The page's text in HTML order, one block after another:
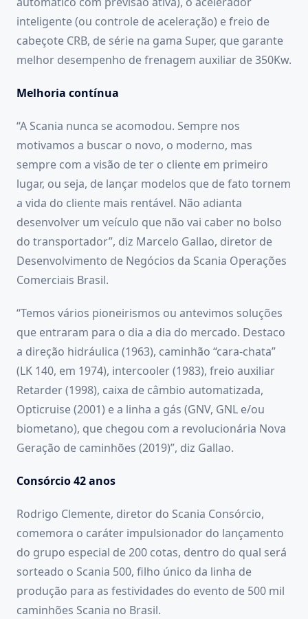
inteligente (ou controle de aceleração) e freio de
cabeçote CRB, de série na gama Super, que garante
melhor desempenho de frenagem auxiliar de 350Kw.
Melhoria contínua
“A Scania nunca se acomodou. Sempre nos
motivamos a buscar o novo, o moderno, mas
sempre com a visão de ter o cliente em primeiro
lugar, ou seja, de lançar modelos que de fato tornem
a vida do cliente mais rentável. Não adianta
desenvolver um veículo que não vai caber no bolso
do transportador”, diz Marcelo Gallao, diretor de
Desenvolvimento de Negócios da Scania Operações
Comerciais Brasil.
“Temos vários pioneirismos ou antevimos soluções
que entraram para o dia a dia do mercado. Destaco
a direção hidráulica (1963), caminhão “cara-chata”
(LK 140, em 1974), intercooler (1983), freio auxiliar
Retarder (1998), caixa de câmbio automatizada,
Opticruise (2001) e a linha a gás (GNV, GNL e/ou
biometano), que chegou com a revolucionária Nova
Geração de caminhões (2019)”, diz Gallao.
Consórcio 42 anos
Rodrigo Clemente, diretor do Scania Consórcio,
comemora o caráter impulsionador do lançamento
do grupo especial de 200 cotas, dentro do qual será
sorteado o Scania 500, filho único da linha de
produção para as festividades do evento de 500 mil
caminhões Scania no Brasil.